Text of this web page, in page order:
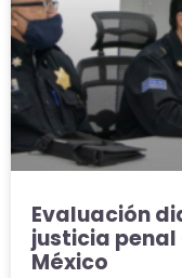
Evaluación
justicia penal
México